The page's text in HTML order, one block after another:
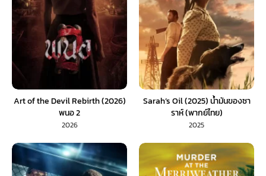
Art of the Devil Rebirth (2026)
พนอ 2
2026
Sarah’s Oil (2025) น้ำมันของซา
ราห์ (พากย์ไทย)
2025